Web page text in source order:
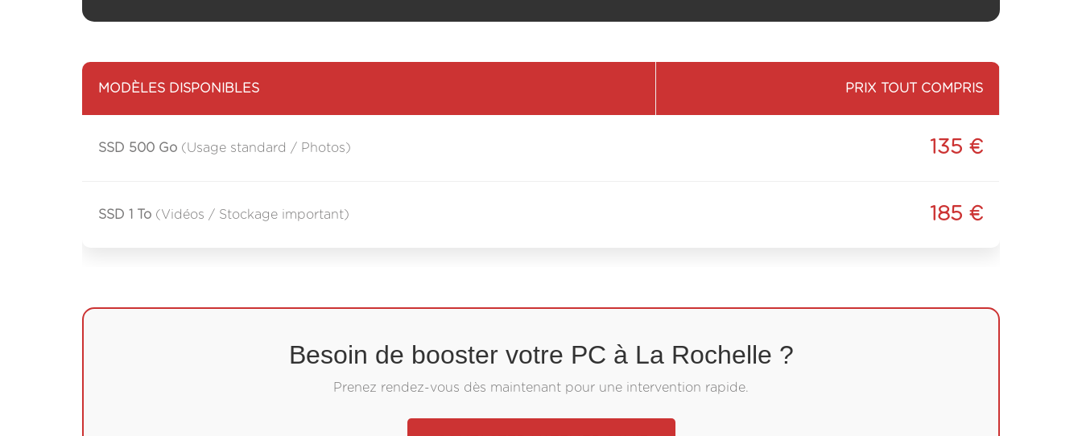
MODÈLES DISPONIBLES PRIX TOUT COMPRIS
SSD 500 Go (Usage standard / Photos) 135 €
SSD 1 To (Vidéos / Stockage important) 185 €
Besoin de booster votre PC à La Rochelle ?
Prenez rendez-vous dès maintenant pour une intervention rapide.